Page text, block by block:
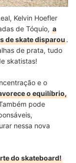
Kelvin Hoefler
de Tóquio, a
de skate disparou.
de prata, tudo
skatistas!
e o
o equilíbrio,
pode
nessa nova
do skateboard!